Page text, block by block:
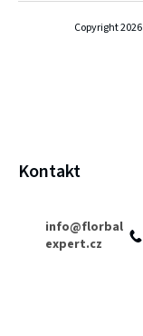
Kontakt
info@florbal
expert.cz
Copyright 2026